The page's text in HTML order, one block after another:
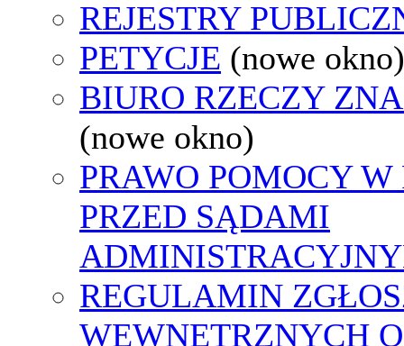
REJESTRY
PETYCJE (nowe okno)
BIURO RZECZY
(nowe okno)
PRAWO POMOCY
PRZED SĄDAMI
REGULAMIN
WEWNĘTRZNYCH